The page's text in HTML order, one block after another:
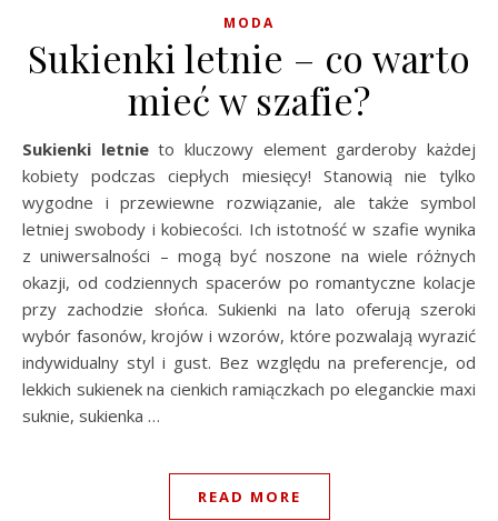
MODA
Sukienki letnie – co warto
mieć w szafie?
Sukienki letnieto kluczowy element garderoby każdej
kobiety podczas ciepłych miesięcy! Stanowią nie tylko
wygodne i przewiewne rozwiązanie, ale także symbol
letniej swobody i kobiecości. Ich istotność w szafie wynika
z uniwersalności – mogą być noszone na wiele różnych
okazji, od codziennych spacerów po romantyczne kolacje
przy zachodzie słońca. Sukienki na lato oferują szeroki
wybór fasonów, krojów i wzorów, które pozwalają wyrazić
indywidualny styl i gust. Bez względu na preferencje, od
lekkich sukienek na cienkich ramiączkach po eleganckie maxi
suknie, sukienka …
READ MORE